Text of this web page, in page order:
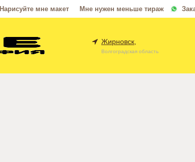
Нарисуйте мне макет Мне нужен меньше тираж
Жирновск,
Волгоградская область